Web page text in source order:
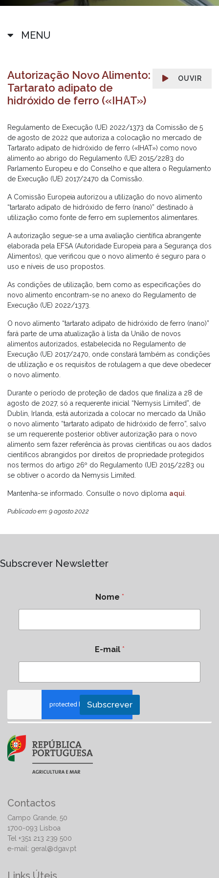
MENU
OUVIR
Autorização Novo Alimento:
Tartarato adipato de
hidróxido de ferro («IHAT»)
Regulamento de Execução (UE) 2022/1373 da Comissão de 5
de agosto de 2022 que autoriza a colocação no mercado de
Tartarato adipato de hidróxido de ferro («IHAT») como novo
alimento ao abrigo do Regulamento (UE) 2015/2283 do
Parlamento Europeu e do Conselho e que altera o Regulamento
de Execução (UE) 2017/2470 da Comissão.
A Comissão Europeia autorizou a utilização do novo alimento
“tartarato adipato de hidróxido de ferro (nano)” destinado à
utilização como fonte de ferro em suplementos alimentares.
A autorização segue-se a uma avaliação científica abrangente
elaborada pela EFSA (Autoridade Europeia para a Segurança dos
Alimentos), que verificou que o novo alimento é seguro para o
uso e níveis de uso propostos.
As condições de utilização, bem como as especificações do
novo alimento encontram-se no anexo do Regulamento de
Execução (UE) 2022/1373.
O novo alimento “tartarato adipato de hidróxido de ferro (nano)”
fará parte de uma atualização à lista da União de novos
alimentos autorizados, estabelecida no Regulamento de
Execução (UE) 2017/2470, onde constará também as condições
de utilização e os requisitos de rotulagem a que deve obedecer
o novo alimento.
Durante o período de proteção de dados que finaliza a 28 de
agosto de 2027, só a requerente inicial “Nemysis Limited”, de
Dublin, Irlanda, está autorizada a colocar no mercado da União
o novo alimento “tartarato adipato de hidróxido de ferro”, salvo
se um requerente posterior obtiver autorização para o novo
alimento sem fazer referência às provas científicas ou aos dados
científicos abrangidos por direitos de propriedade protegidos
nos termos do artigo 26º do Regulamento (UE) 2015/2283 ou
se obtiver o acordo da Nemysis Limited.
Mantenha-se informado. Consulte o novo diploma aqui
Publicado em: 9 agosto 2022
Subscrever Newsletter
Nome *
E-mail *
Subscrever
Contactos
Campo Grande, 50
1700-093 Lisboa
Tel +351 213 239 500
e-mail: geral@dgav.pt
Links Úteis